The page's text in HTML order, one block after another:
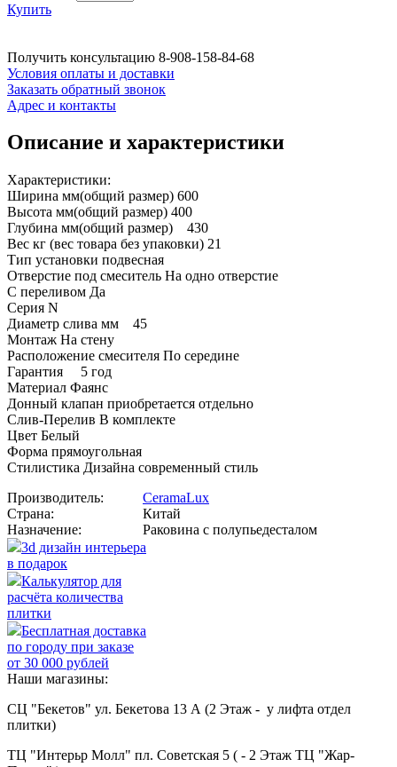
Купить
Получить консультацию 8-908-158-84-68
Условия оплаты и доставки
Заказать обратный звонок
Адрес и контакты
Описание и характеристики
Характеристики:
Ширина мм(общий размер) 600
Высота мм(общий размер) 400
Глубина мм(общий размер) 430
Вес кг (вес товара без упаковки) 21
Тип установки подвесная
Отверстие под смеситель На одно отверстие
С переливом Да
Серия N
Диаметр слива мм 45
Монтаж На стену
Расположение смесителя По середине
Гарантия 5 год
Материал Фаянс
Донный клапан приобретается отдельно
Слив-Перелив В комплекте
Цвет Белый
Форма прямоугольная
Стилистика Дизайна современный стиль
Производитель:
CeramaLux
Страна:
Китай
Назначение:
Раковина с полупьедесталом
3d дизайн интерьера
в подарок
Калькулятор для
расчёта количества
плитки
Бесплатная доставка
по городу при заказе
от 30 000 рублей
Наши магазины:
СЦ "Бекетов" ул. Бекетова 13 А (2 Этаж - у лифта отдел
плитки)
ТЦ "Интерьр Молл" пл. Советская 5 ( - 2 Этаж ТЦ "Жар-